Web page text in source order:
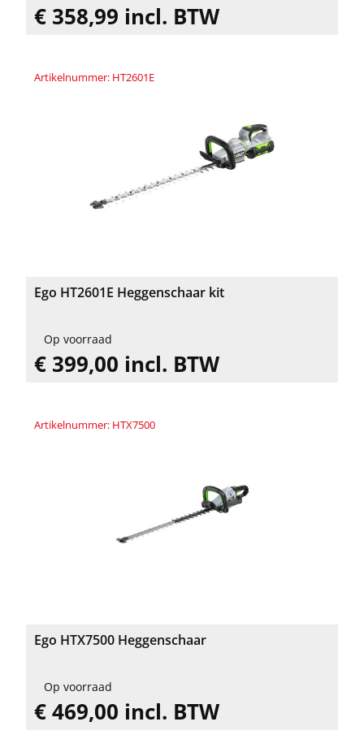
€ 358,99 incl. BTW
Artikelnummer: HT2601E
Ego HT2601E Heggenschaar kit
Op voorraad
€ 399,00 incl. BTW
Artikelnummer: HTX7500
Ego HTX7500 Heggenschaar
Op voorraad
€ 469,00 incl. BTW